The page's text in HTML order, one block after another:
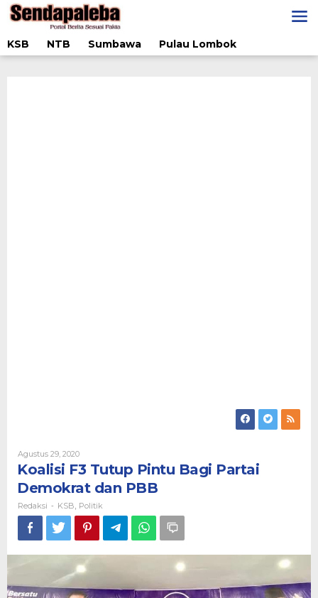
Lewati
ke
KSB
NTB Sumbawa Pulau Lombok
Agustus 29, 2020Oleh
Redaksi
Koalisi F3 Tutup Pintu Bagi Partai
Demokrat dan PBB
Redaksi - KSB Politik